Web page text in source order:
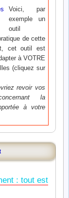
Voici, par
exemple un
outil
de cette
cet outil est
à VOTRE
(cliquez sur
revoir vos
la
à votre
: tout est